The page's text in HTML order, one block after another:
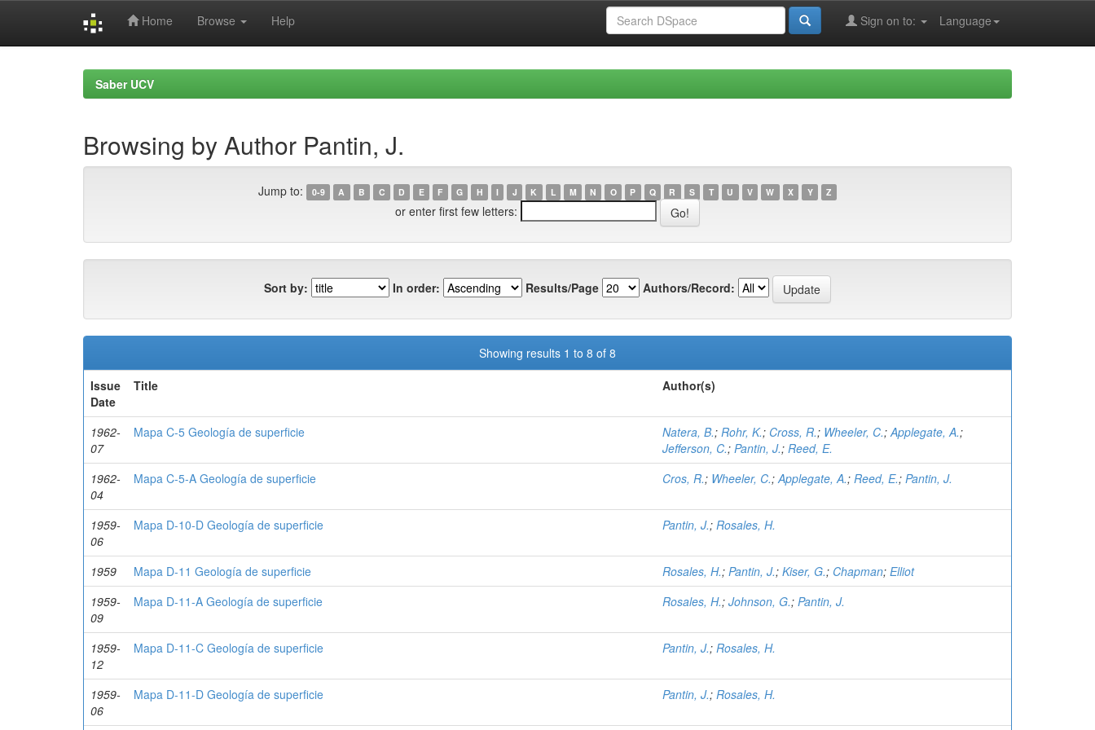
Home Browse Help Language
Sign on to:
Saber UCV
Browsing by Author Pantin, J.
Jump to: 0-9 A B C D E F G H I J K L M N O P Q R S T U V W X Y Z
or enter first few letters:
Sort by: In order: Results/Page Authors/Record:
Showing results 1 to 8 of 8
Issue
Date
Title Author(s)
1962-
07
Mapa C-5 Geología de superficie Natera, B.; Rohr, K.; Cross, R.; Wheeler, C.;Applegate, A.;
Jefferson, C.; Pantin, J.; Reed, E.
1962-
04
Mapa C-5-A Geología de superficie Cros, R.; Wheeler, C.;Applegate, A.; Reed, E.; Pantin, J.
1959-
06
Mapa D-10-D Geología de superficie Pantin, J.; Rosales, H.
1959 Mapa D-11 Geología de superficie Rosales, H.; Pantin, J.; Kiser, G.; Chapman; Elliot
1959-
09
Mapa D-11-A Geología de superficie Rosales, H.; Johnson, G.; Pantin, J.
1959-
12
Mapa D-11-C Geología de superficie Pantin, J.; Rosales, H.
1959-
06
Mapa D-11-D Geología de superficie Pantin, J.; Rosales, H.